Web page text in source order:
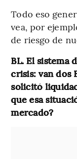
Todo eso
vea, por
de riesgo de
BL. El sistema
crisis: van dos
solicitó
que esa
mercado?